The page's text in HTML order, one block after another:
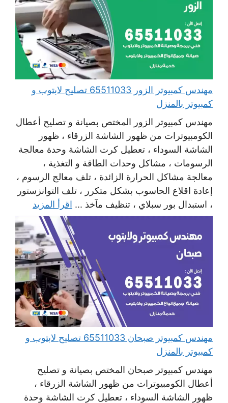
مهندس كمبيوتر الزور 65511033 تصليح لابتوب و
كمبيوتر بالمنزل
مهندس كمبيوتر الزور المختص بصيانة و تصليح أعطال
الكومبيوترات من ظهور الشاشة الزرقاء ، ظهور
الشاشة السوداء ، تعطيل كرت الشاشة وحدة معالجة
الرسومات ، مشاكل وحدات الطاقة و التغذية ،
معالجة مشاكل الحرارة الزائدة ، تلف معالج الرسوم ،
إعادة اقلاع الحاسوب بشكل متكرر ، تلف التوانزستور
، استبدال بور سبلاي ، تنظيف مآخذ ... اقرأ المزيد
مهندس كمبيوتر صبحان 65511033 تصليح لابتوب و
كمبيوتر بالمنزل
مهندس كمبيوتر صبحان المختص بصيانة و تصليح
أعطال الكومبيوترات من ظهور الشاشة الزرقاء ،
ظهور الشاشة السوداء ، تعطيل كرت الشاشة وحدة